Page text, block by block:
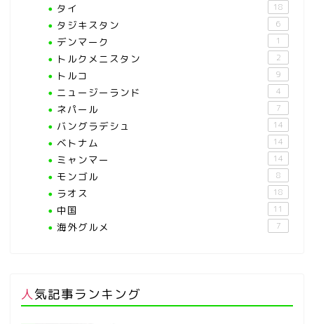
タイ 18
タジキスタン 6
デンマーク 1
トルクメニスタン 2
トルコ 9
ニュージーランド 4
ネパール 7
バングラデシュ 14
ベトナム 14
ミャンマー 14
モンゴル 8
ラオス 18
中国 11
海外グルメ 7
人気記事ランキング